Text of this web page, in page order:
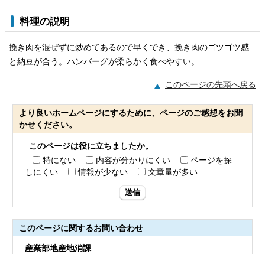
料理の説明
挽き肉を混ぜずに炒めてあるので早くでき、挽き肉のゴツゴツ感
と納豆が合う。ハンバーグが柔らかく食べやすい。
このページの先頭へ戻る
より良いホームページにするために、ページのご感想をお聞
かせください。
このページは役に立ちましたか。
特にない
内容が分かりにくい
ページを探
しにくい
情報が少ない 文章量が多い
送信
このページに関するお問い合わせ
産業部地産地消課